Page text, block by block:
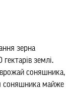
зерна
землі.
соняшника,
соняшника майже